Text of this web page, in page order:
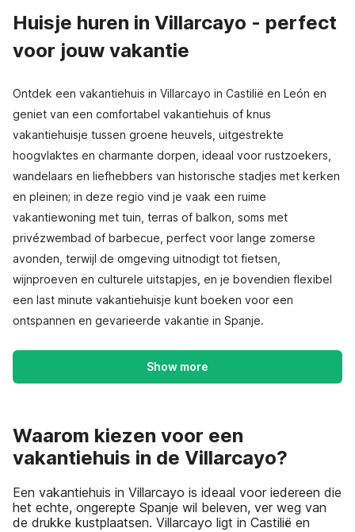
Huisje huren in Villarcayo - perfect
voor jouw vakantie
Ontdek een vakantiehuis in Villarcayo in Castilië en León en
geniet van een comfortabel vakantiehuis of knus
vakantiehuisje tussen groene heuvels, uitgestrekte
hoogvlaktes en charmante dorpen, ideaal voor rustzoekers,
wandelaars en liefhebbers van historische stadjes met kerken
en pleinen; in deze regio vind je vaak een ruime
vakantiewoning met tuin, terras of balkon, soms met
privézwembad of barbecue, perfect voor lange zomerse
avonden, terwijl de omgeving uitnodigt tot fietsen,
wijnproeven en culturele uitstapjes, en je bovendien flexibel
een last minute vakantiehuisje kunt boeken voor een
ontspannen en gevarieerde vakantie in Spanje.
Show more
Waarom kiezen voor een
vakantiehuis in de Villarcayo?
Een vakantiehuis in Villarcayo is ideaal voor iedereen die
het echte, ongerepte Spanje wil beleven, ver weg van
de drukke kustplaatsen. Villarcayo ligt in Castilië en